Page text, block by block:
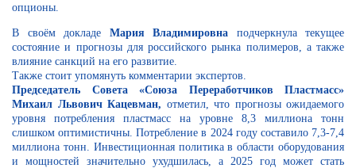
опционы.
В своём докладе Мария Владимировна подчеркнула текущее
состояние и прогнозы для российского рынка полимеров, а также
влияние санкций на его развитие.
Также стоит упомянуть комментарии экспертов.
Председатель Совета «Союза Переработчиков Пластмасс»
Михаил Львович Кацевман, отметил, что прогнозы ожидаемого
уровня потребления пластмасс на уровне 8,3 миллиона тонн
слишком оптимистичны. Потребление в 2024 году составило 7,3-7,4
миллиона тонн. Инвестиционная политика в области оборудования
и мощностей значительно ухудшилась, а 2025 год может стать